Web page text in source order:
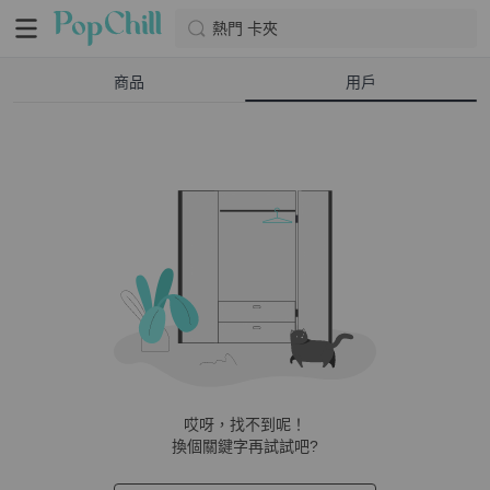
熱門 卡夾
商品 用戶
哎呀，找不到呢！
換個關鍵字再試試吧?